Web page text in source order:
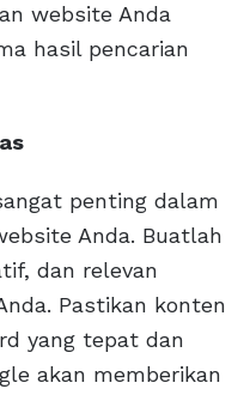
website Anda
hasil pencarian
penting dalam
Anda. Buatlah
dan relevan
Pastikan konten
yang tepat dan
akan memberikan